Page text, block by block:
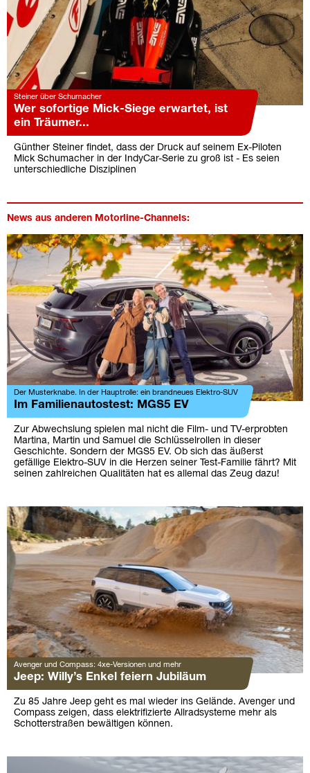
Steiner über Schumacher
Wer sofortige Mick-Siege erwartet, ist
ein Träumer...
Günther Steiner findet, dass der Druck auf seinem Ex-Piloten
Mick Schumacher in der IndyCar-Serie zu groß ist - Es seien
unterschiedliche Disziplinen
News aus anderen Motorline-Channels:
Der Musterknabe. In der Hauptrolle: ein brandneues Elektro-SUV
Im Familienautostest: MGS5 EV
Zur Abwechslung spielen mal nicht die Film- und TV-erprobten
Martina, Martin und Samuel die Schlüsselrollen in dieser
Geschichte. Sondern der MGS5 EV. Ob sich das äußerst
gefällige Elektro-SUV in die Herzen seiner Test-Familie fährt? Mit
seinen zahlreichen Qualitäten hat es allemal das Zeug dazu!
Avenger und Compass: 4xe-Versionen und mehr
Jeep: Willy’s Enkel feiern Jubiläum
Zu 85 Jahre Jeep geht es mal wieder ins Gelände. Avenger und
Compass zeigen, dass elektrifizierte Allradsysteme mehr als
Schotterstraßen bewältigen können.